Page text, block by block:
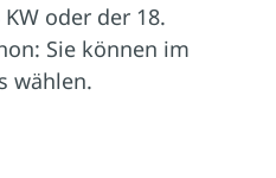
oder der 18.
Sie können im
wählen.